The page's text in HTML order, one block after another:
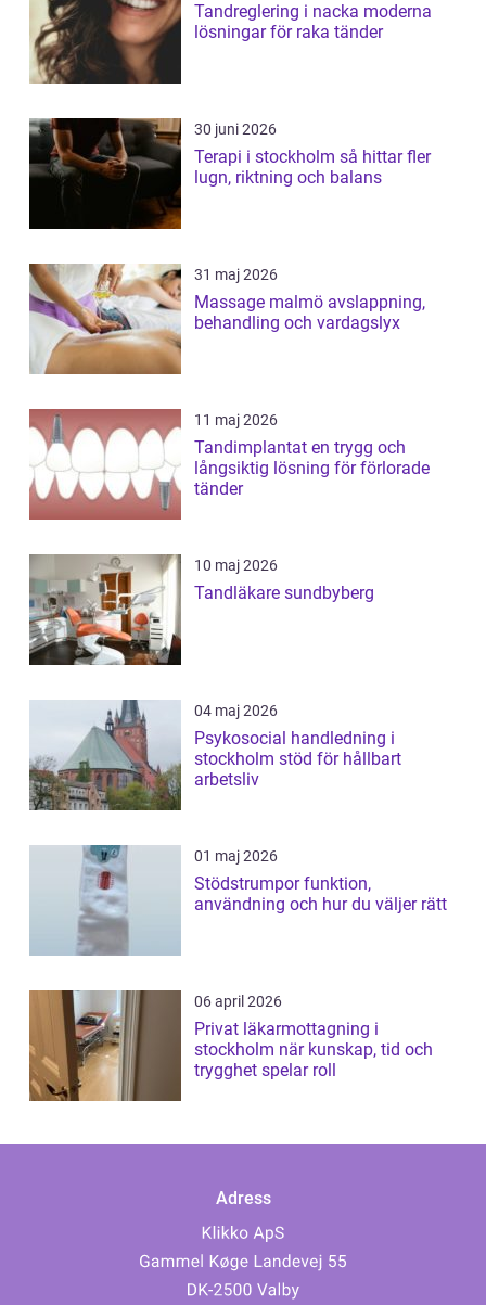
Tandreglering i nacka moderna
lösningar för raka tänder
30 juni 2026
Terapi i stockholm så hittar fler
lugn, riktning och balans
31 maj 2026
Massage malmö avslappning,
behandling och vardagslyx
11 maj 2026
Tandimplantat en trygg och
långsiktig lösning för förlorade
tänder
10 maj 2026
Tandläkare sundbyberg
04 maj 2026
Psykosocial handledning i
stockholm stöd för hållbart
arbetsliv
01 maj 2026
Stödstrumpor funktion,
användning och hur du väljer rätt
06 april 2026
Privat läkarmottagning i
stockholm när kunskap, tid och
trygghet spelar roll
Adress